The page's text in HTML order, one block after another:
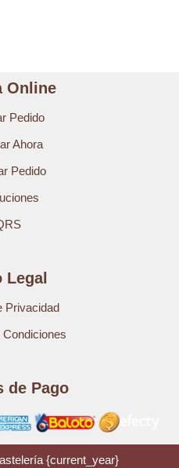
Online
Pedido
Ahora
Pedido
Legal
Privacidad
de Pago
{current_year}